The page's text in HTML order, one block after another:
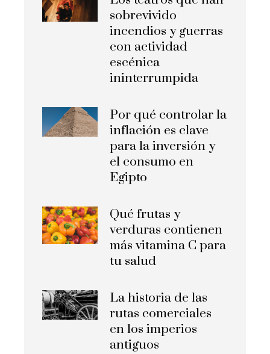
sobrevivido
incendios y guerras
con actividad
escénica
ininterrumpida
Por qué controlar la
inflación es clave
para la inversión y
el consumo en
Egipto
Qué frutas y
verduras contienen
más vitamina C para
tu salud
La historia de las
rutas comerciales
en los imperios
antiguos